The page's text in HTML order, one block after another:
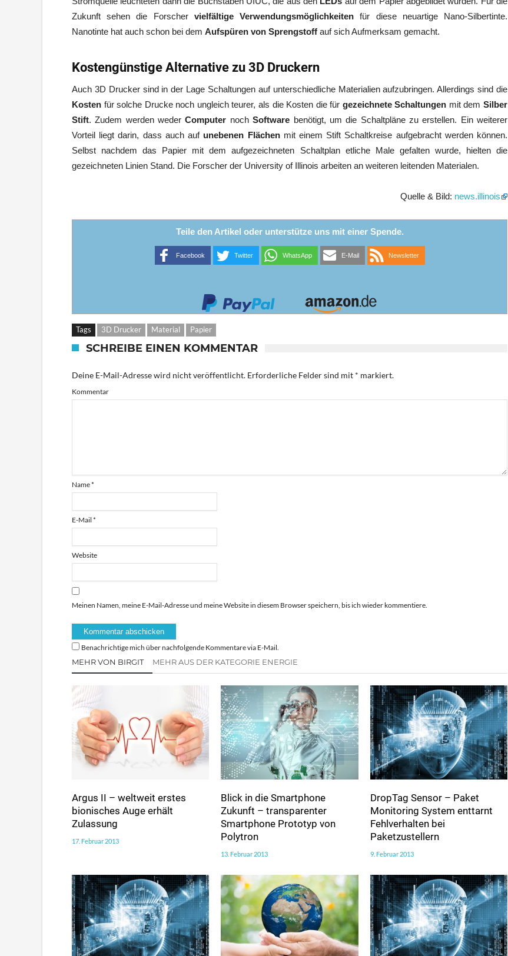
Zukunft sehen die Forscher vielfältige Verwendungsmöglichkeitenfür diese neuartige Nano-Silbertinte.
Nanotinte hat auch schon bei dem Aufspüren von Sprengstoff auf sich Aufmerksam gemacht.
Kostengünstige Alternative zu 3D Druckern
Auch 3D Drucker sind in der Lage Schaltungen auf unterschiedliche Materialien aufzubringen. Allerdings sind die
Kosten für solche Drucke noch ungleich teurer, als die Kosten die für gezeichnete Schaltungen mit dem Silber
Stift. Zudem werden wederComputer nochSoftware benötigt, um die Schaltpläne zu erstellen. Ein weiterer
Vorteil liegt darin, dass auch auf unebenen Flächenmit einem Stift Schaltkreise aufgebracht werden können.
Selbst nachdem das Papier mit dem aufgezeichneten Schaltplan etliche Male gefalten wurde, hielten die
gezeichneten Linien Stand. Die Forscher der University of Illinois arbeiten an weiteren leitenden Materialen.
Quelle & Bild: news.illinois
Teile den Artikel oder unterstütze uns mit einer Spende.
Facebook Twitter WhatsApp E-Mail Newsletter
Tags 3D Drucker Material Papier
SCHREIBE EINEN KOMMENTAR
Deine E-Mail-Adresse wird nicht veröffentlicht. Erforderliche Felder sind mit * markiert.
Kommentar
Name*
E-Mail *
Website
Meinen Namen, meine E-Mail-Adresse und meine Website in diesem Browser speichern, bis ich wieder kommentiere.
Benachrichtige mich über nachfolgende Kommentare via E-Mail.
MEHR VON BIRGIT MEHR AUS DER KATEGORIE ENERGIE
Argus II – weltweit erstes
bionisches Auge erhält
Zulassung
17. Februar 2013
Blick in die Smartphone
Zukunft – transparenter
Smartphone Prototyp von
Polytron
13. Februar 2013
DropTag Sensor – Paket
Monitoring System enttarnt
Fehlverhalten bei
Paketzustellern
9. Februar 2013